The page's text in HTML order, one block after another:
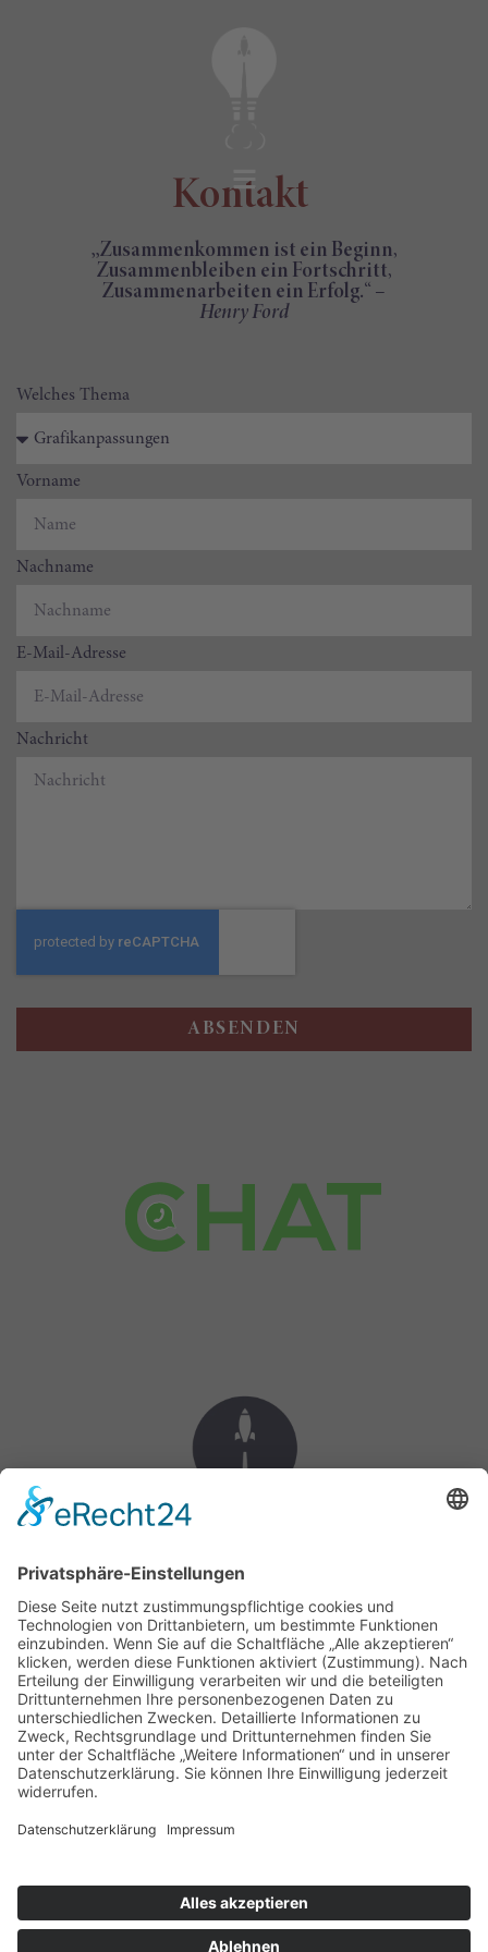
Kontakt
„Zusammenkommen ist ein Beginn,
Zusammenbleiben ein Fortschritt,
Zusammenarbeiten ein Erfolg.“ –
Henry Ford
Welches Thema
Vorname
Nachname
E-Mail-Adresse
Nachricht
ABSENDEN
Rechtliches
Datenschutz
Impressum
Cookie-Einstellungen
Social Media